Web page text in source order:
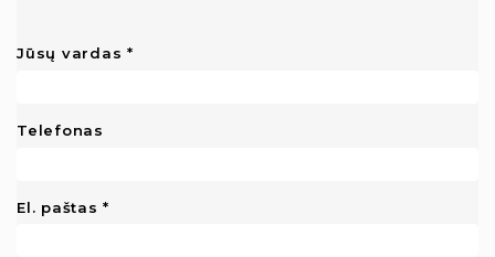
Jūsų vardas
Telefonas
El. paštas